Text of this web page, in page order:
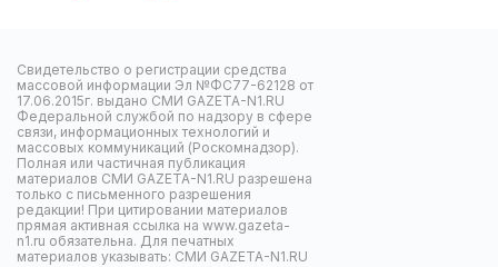
Свидетельство о регистрации средства
массовой информации Эл №ФС77-62128 от
17.06.2015г. выдано СМИ GAZETA-N1.RU
Федеральной службой по надзору в сфере
связи, информационных технологий и
массовых коммуникаций (Роскомнадзор).
Полная или частичная публикация
материалов СМИ GAZETA-N1.RU разрешена
только с письменного разрешения
редакции! При цитировании материалов
прямая активная ссылка на www.gazeta-
n1.ru обязательна. Для печатных
материалов указывать: СМИ GAZETA-N1.RU